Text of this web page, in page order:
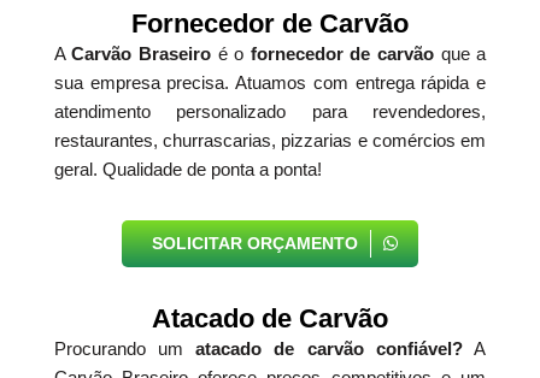
Fornecedor de Carvão
ACarvão Braseiro é o fornecedor de carvão que a
sua empresa precisa. Atuamos com entrega rápida e
atendimento personalizado para revendedores,
restaurantes, churrascarias, pizzarias e comércios em
geral. Qualidade de ponta a ponta!
SOLICITAR ORÇAMENTO
Atacado de Carvão
Procurando umatacado de carvão confiável?A